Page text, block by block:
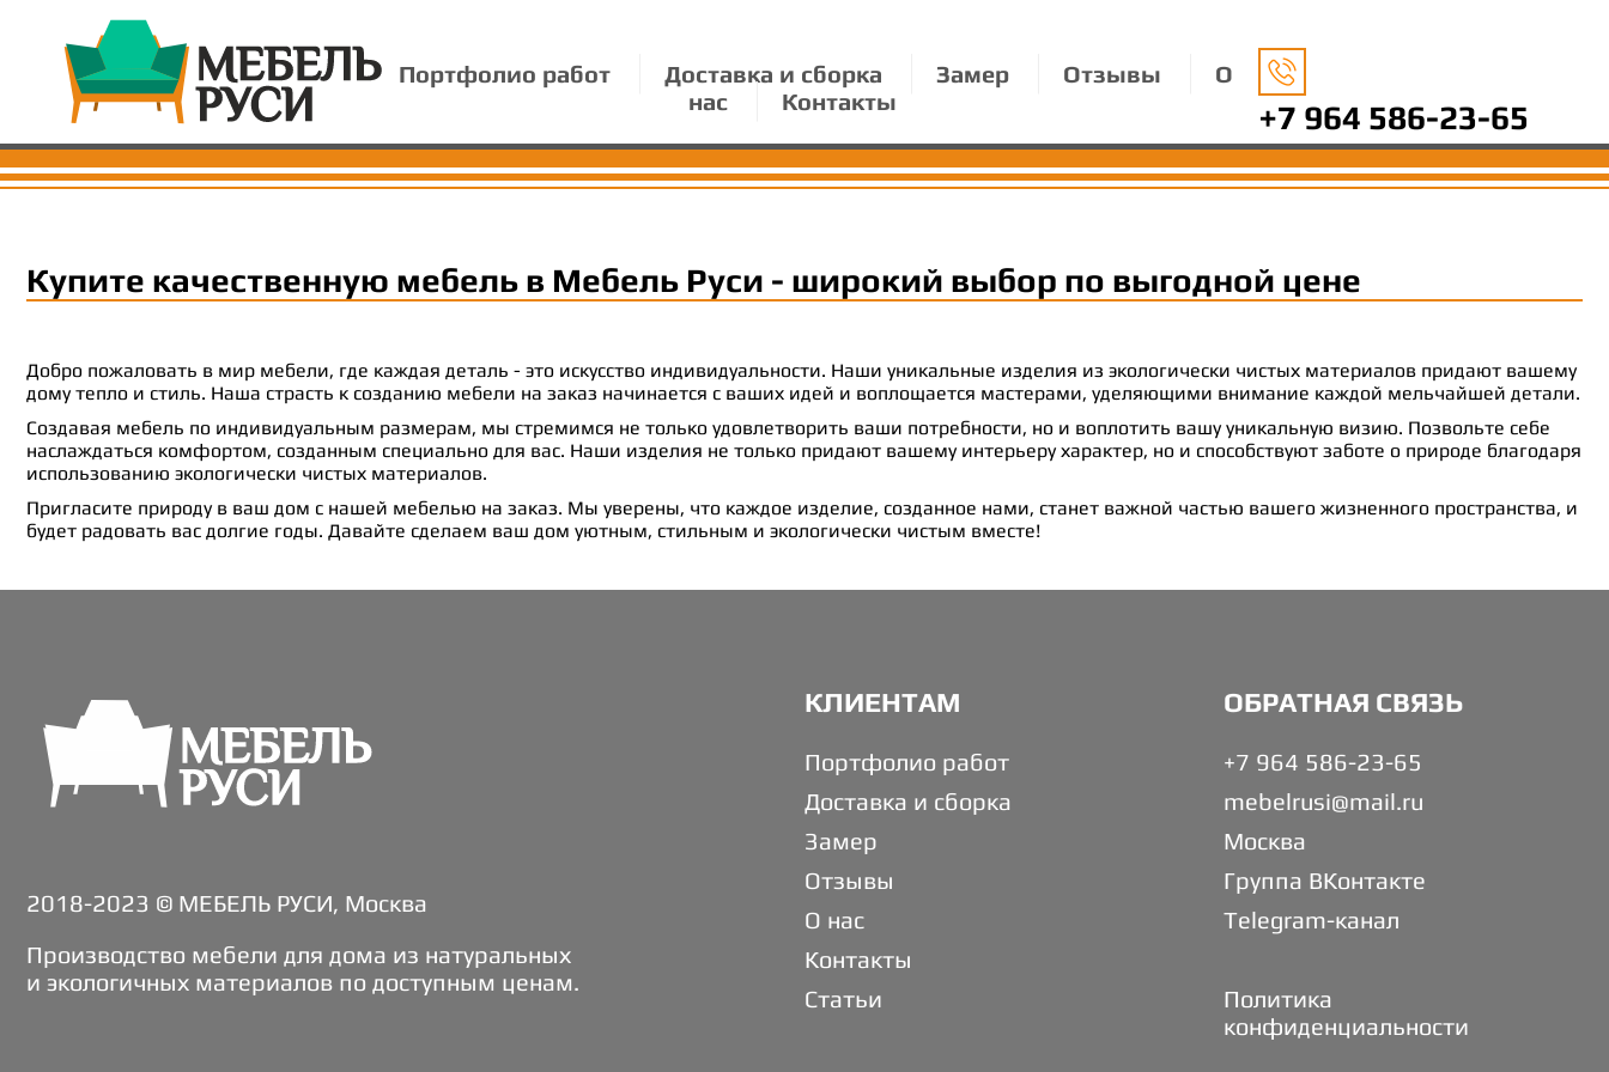
Портфолио работ Доставка и сборка Замер Отзывы
О
нас
Контакты +7 964 586-23-65
Купите качественную мебель в Мебель Руси - широкий выбор по выгодной цене
Добро пожаловать в мир мебели, где каждая деталь - это искусство индивидуальности. Наши уникальные изделия из экологически чистых материалов придают вашему
дому тепло и стиль. Наша страсть к созданию мебели на заказ начинается с ваших идей и воплощается мастерами, уделяющими внимание каждой мельчайшей детали.
Создавая мебель по индивидуальным размерам, мы стремимся не только удовлетворить ваши потребности, но и воплотить вашу уникальную визию. Позвольте себе
наслаждаться комфортом, созданным специально для вас. Наши изделия не только придают вашему интерьеру характер, но и способствуют заботе о природе благодаря
использованию экологически чистых материалов.
Пригласите природу в ваш дом с нашей мебелью на заказ. Мы уверены, что каждое изделие, созданное нами, станет важной частью вашего жизненного пространства, и
будет радовать вас долгие годы. Давайте сделаем ваш дом уютным, стильным и экологически чистым вместе!
2018-2023 © МЕБЕЛЬ РУСИ, Москва
Производство мебели для дома из натуральных
и экологичных материалов по доступным ценам.
КЛИЕНТАМ
Портфолио работ
Доставка и сборка
Замер
Отзывы
О нас
Контакты
Статьи
ОБРАТНАЯ СВЯЗЬ
+7 964 586-23-65
mebelrusi@mail.ru
Москва
Группа ВКонтакте
Telegram-канал
Политика
конфиденциальности